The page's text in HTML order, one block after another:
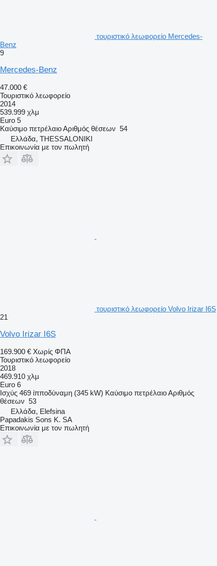
τουριστικό λεωφορείο Mercedes-
Benz
9
Mercedes-Benz
47.000 €
Τουριστικό λεωφορείο
2014
539.999 χλμ
Euro 5
Καύσιμο πετρέλαιοΑριθμός θέσεων 54
Ελλάδα, THESSALONIKI
Επικοινωνία με τον πωλητή
τουριστικό λεωφορείο Volvo Irizar I6S
21
Volvo Irizar I6S
169.900 € Χωρίς ΦΠΑ
Τουριστικό λεωφορείο
2018
469.910 χλμ
Euro 6
Ισχύς 469 ίπποδύναμη (345 kW) Καύσιμο πετρέλαιοΑριθμός
θέσεων 53
Ελλάδα, Elefsina
Papadakis Sons K. SA
Επικοινωνία με τον πωλητή